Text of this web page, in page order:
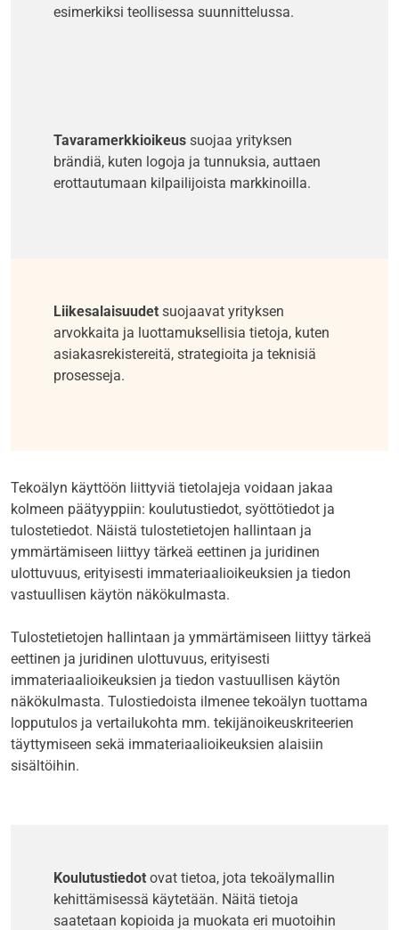
esimerkiksi teollisessa suunnittelussa.
Tavaramerkkioikeus suojaa yrityksen
brändiä, kuten logoja ja tunnuksia, auttaen
erottautumaan kilpailijoista markkinoilla.
Liikesalaisuudet suojaavat yrityksen
arvokkaita ja luottamuksellisia tietoja, kuten
asiakasrekistereitä, strategioita ja teknisiä
prosesseja.
Tekoälyn käyttöön liittyviä tietolajeja voidaan jakaa
kolmeen päätyyppiin: koulutustiedot, syöttötiedot ja
tulostetiedot. Näistä tulostetietojen hallintaan ja
ymmärtämiseen liittyy tärkeä eettinen ja juridinen
ulottuvuus, erityisesti immateriaalioikeuksien ja tiedon
vastuullisen käytön näkökulmasta.
Tulostetietojen hallintaan ja ymmärtämiseen liittyy tärkeä
eettinen ja juridinen ulottuvuus, erityisesti
immateriaalioikeuksien ja tiedon vastuullisen käytön
näkökulmasta. Tulostiedoista ilmenee tekoälyn tuottama
lopputulos ja vertailukohta mm. tekijänoikeuskriteerien
täyttymiseen sekä immateriaalioikeuksien alaisiin
sisältöihin.
Koulutustiedot ovat tietoa, jota tekoälymallin
kehittämisessä käytetään. Näitä tietoja
saatetaan kopioida ja muokata eri muotoihin